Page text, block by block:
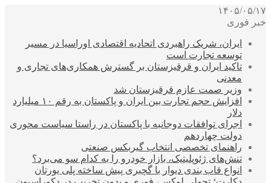
۱۴۰۵/۰۵/۱۷
خبر فوری
ایران، شریک راهبردی اتحادیه اقتصادی اوراسیا در مسیر
توسعه تجارت است
تاکید ایران و قرقیزستان بر گسترش همکاری‌های تجاری و
معدنی
وزیر صمت عازم قرقیزستان شد
افزایش حجم تجارت بین ایران و پاکستان به رقم ۱۰ میلیارد
دلار
اجرای توافقات دوجانبه با پاکستان در راستا سیاست محوری
دولت چهاردهم
راهنمای تخصصی انتخاب گیربکس صنعتی
تنش‌های ژئوپلیتیک، بازار خودرو را به کدام سو می‌برد؟
انواع قاب بندی دیوار با گچبری پیش ساخته پلی یورتان